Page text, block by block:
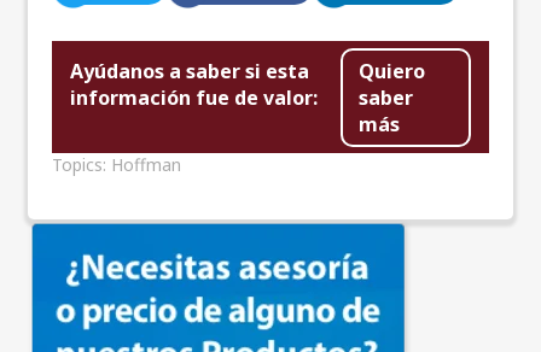
Ayúdanos a saber si esta
información fue de valor:
Quiero
saber
más
Topics: Hoffman